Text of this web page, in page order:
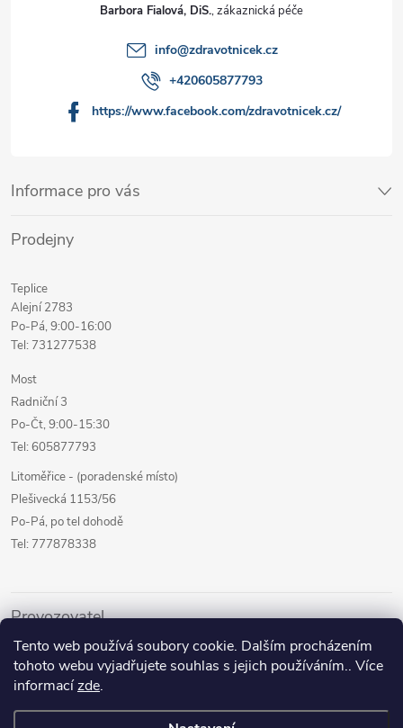
Tento web používá soubory cookie. Dalším procházením
tohoto webu vyjadřujete souhlas s jejich používáním.. Více
informacízde.
Informace pro vás
Prodejny
Teplice
Alejní 2783
Po-Pá, 9:00-16:00
Tel: 731277538
Most
Radniční 3
Po-Čt, 9:00-15:30
Tel: 605877793
Litoměřice - (poradenské místo)
Plešivecká 1153/56
Po-Pá, po tel dohodě
Tel: 777878338
Provozovatel
Internetový prodej
Kamenné prodejny
Půjčovna pomůcek
Barbora Fialová, DiS.
info@zdravotnicek.cz
+420605877793
https://www.facebook.com/zdravotnicek.cz/